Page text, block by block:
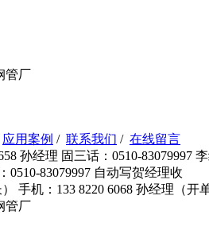
管厂
应用案例 / 联系我们 / 在线留言
孙经理 固三话：0510-83079997
0510-83079997 自动写贺经理收
手机：133 8220 6068 孙经理（开
管厂